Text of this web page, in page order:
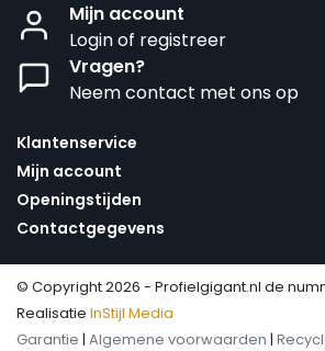
Mijn account
Login of registreer
Vragen?
Neem contact met ons op
Klantenservice
Mijn account
Openingstijden
Contactgegevens
© Copyright 2026 - Profielgigant.nl de
Realisatie InStijl Media
Garantie | Algemene voorwaarden |